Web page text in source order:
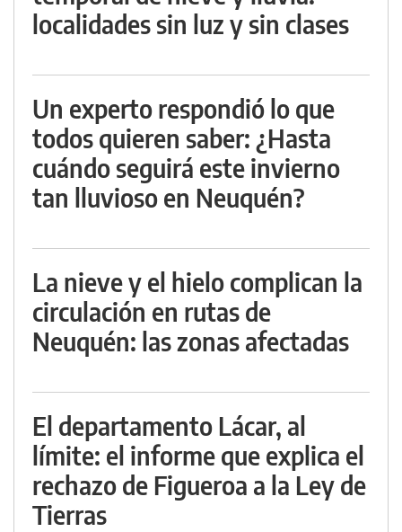
localidades sin luz y sin clases
Un experto respondió lo que
todos quieren saber: ¿Hasta
cuándo seguirá este invierno
tan lluvioso en Neuquén?
La nieve y el hielo complican la
circulación en rutas de
Neuquén: las zonas afectadas
El departamento Lácar, al
límite: el informe que explica el
rechazo de Figueroa a la Ley de
Tierras